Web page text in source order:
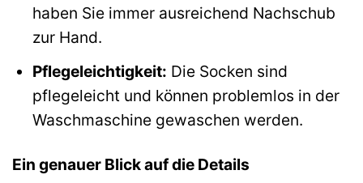
haben Sie immer ausreichend Nachschub
zur Hand.
Pflegeleichtigkeit: Die Socken sind
pflegeleicht und können problemlos in der
Waschmaschine gewaschen werden.
Ein genauer Blick auf die Details